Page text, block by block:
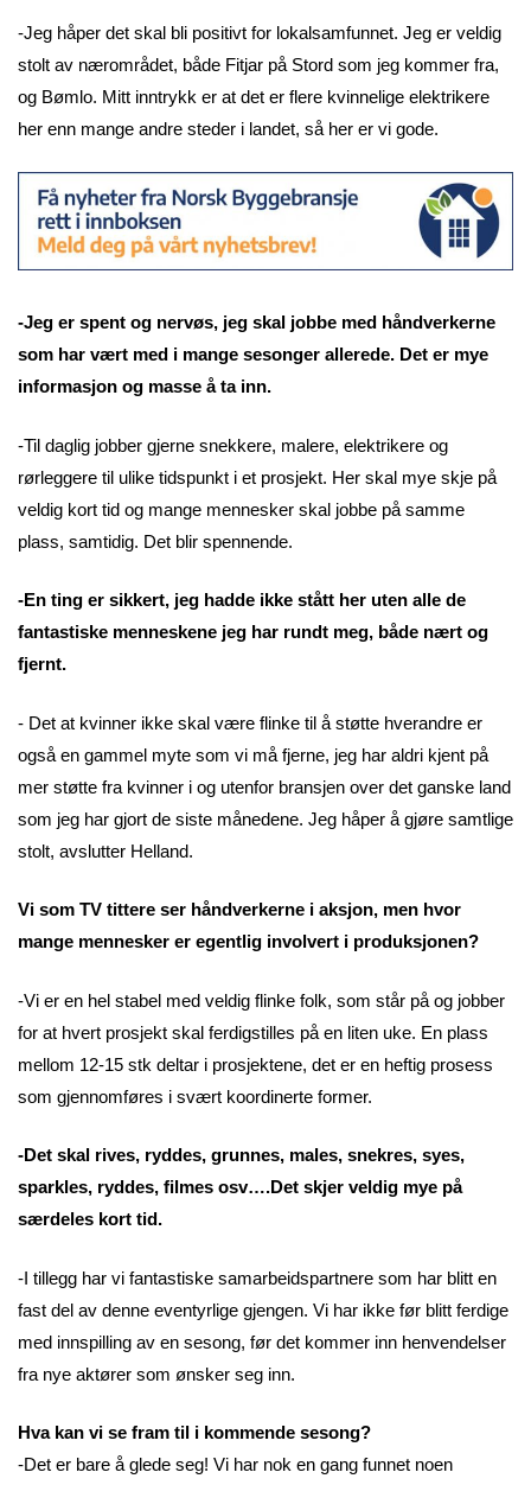
-Jeg håper det skal bli positivt for lokalsamfunnet. Jeg er veldig
stolt av nærområdet, både Fitjar på Stord som jeg kommer fra,
og Bømlo. Mitt inntrykk er at det er flere kvinnelige elektrikere
her enn mange andre steder i landet, så her er vi gode.
-Jeg er spent og nervøs, jeg skal jobbe med håndverkerne
som har vært med i mange sesonger allerede. Det er mye
informasjon og masse å ta inn.
-Til daglig jobber gjerne snekkere, malere, elektrikere og
rørleggere til ulike tidspunkt i et prosjekt. Her skal mye skje på
veldig kort tid og mange mennesker skal jobbe på samme
plass, samtidig. Det blir spennende.
-En ting er sikkert, jeg hadde ikke stått her uten alle de
fantastiske menneskene jeg har rundt meg, både nært og
fjernt.
- Det at kvinner ikke skal være flinke til å støtte hverandre er
også en gammel myte som vi må fjerne, jeg har aldri kjent på
mer støtte fra kvinner i og utenfor bransjen over det ganske land
som jeg har gjort de siste månedene. Jeg håper å gjøre samtlige
stolt, avslutter Helland.
Vi som TV tittere ser håndverkerne i aksjon, men hvor
mange mennesker er egentlig involvert i produksjonen?
-Vi er en hel stabel med veldig flinke folk, som står på og jobber
for at hvert prosjekt skal ferdigstilles på en liten uke. En plass
mellom 12-15 stk deltar i prosjektene, det er en heftig prosess
som gjennomføres i svært koordinerte former.
-Det skal rives, ryddes, grunnes, males, snekres, syes,
sparkles, ryddes, filmes osv….Det skjer veldig mye på
særdeles kort tid.
-I tillegg har vi fantastiske samarbeidspartnere som har blitt en
fast del av denne eventyrlige gjengen. Vi har ikke før blitt ferdige
med innspilling av en sesong, før det kommer inn henvendelser
fra nye aktører som ønsker seg inn.
Hva kan vi se fram til i kommende sesong?
-Det er bare å glede seg! Vi har nok en gang funnet noen